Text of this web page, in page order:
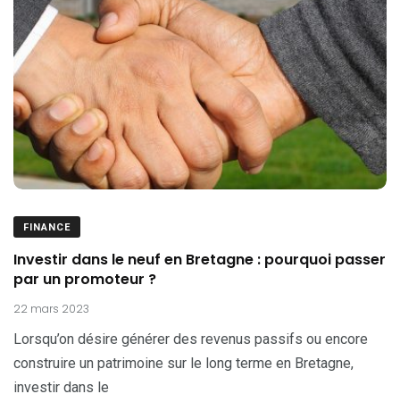
FINANCE
Investir dans le neuf en Bretagne : pourquoi passer
par un promoteur ?
22 mars 2023
Lorsqu’on désire générer des revenus passifs ou encore
construire un patrimoine sur le long terme en Bretagne,
investir dans le